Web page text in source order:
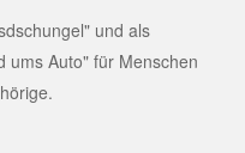
und als
ums Auto" für Menschen